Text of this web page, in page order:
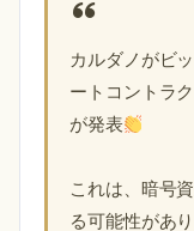
カルダノがビ
ートコントラ
が発表
これは、暗号
る可能性があり